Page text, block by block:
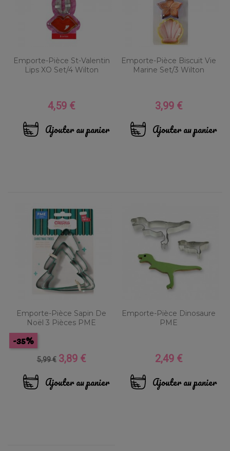
Emporte-Pièce St-Valentin
Lips XO Set/4 Wilton
Prix
4,59 €
Ajouter au panier
Emporte-Pièce Biscuit Vie
Marine Set/3 Wilton
Prix
3,99 €
Ajouter au panier
Emporte-Pièce Sapin De
Noël 3 Pièces PME
Prix
base
5,99 €
-35%
Prix
3,89 €
Ajouter au panier
Emporte-Pièce Dinosaure
PME
Prix
2,49 €
Ajouter au panier